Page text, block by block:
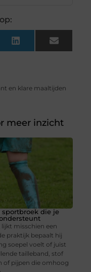
LinkedIn Email
en klare maaltijden
meer inzicht
sportbroek die je
misschien een
praktijk bepaalt hij
soepel voelt of juist
tailleband, stof
of pijpen die omhoog